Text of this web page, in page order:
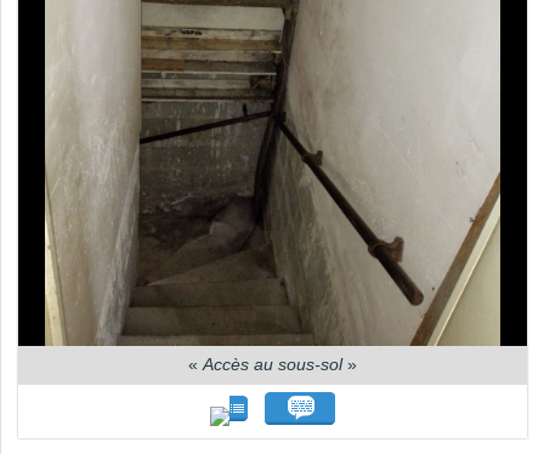
«Accès au sous-sol»